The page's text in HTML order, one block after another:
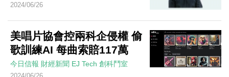
2024/06/26
美唱片協會控兩科企侵權 偷
歌訓練AI 每曲索賠117萬
今日信報 財經新聞 EJ Tech 創科鬥室